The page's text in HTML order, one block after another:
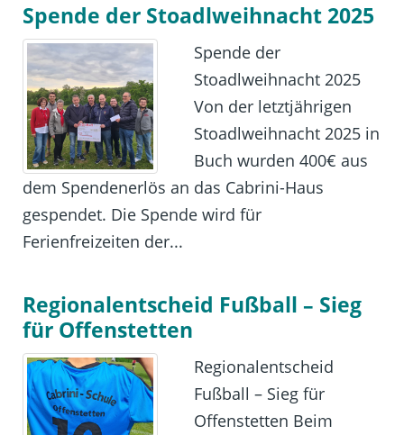
Spende der Stoadlweihnacht 2025
Spende der
Stoadlweihnacht 2025
Von der letztjährigen
Stoadlweihnacht 2025 in
Buch wurden 400€ aus
dem Spendenerlös an das Cabrini-Haus
gespendet. Die Spende wird für
Ferienfreizeiten der...
Regionalentscheid Fußball – Sieg
für Offenstetten
Regionalentscheid
Fußball – Sieg für
Offenstetten Beim